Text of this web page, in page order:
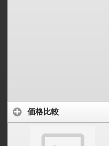
価格比較